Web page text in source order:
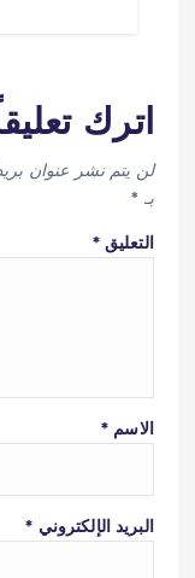
اترك
لن يتم نشر عنوان
بـ *
التعليق*
الاسم *
البريد الإلكتروني *